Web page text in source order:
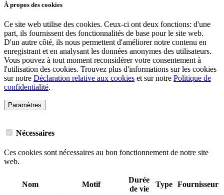
À propos des cookies
Ce site web utilise des cookies. Ceux-ci ont deux fonctions: d'une
part, ils fournissent des fonctionnalités de base pour le site web.
D'un autre côté, ils nous permettent d'améliorer notre contenu en
enregistrant et en analysant les données anonymes des utilisateurs.
Vous pouvez à tout moment reconsidérer votre consentement à
l'utilisation des cookies. Trouvez plus d'informations sur les cookies
sur notre Déclaration relative aux cookies et sur notre Politique de
confidentialité.
Paramètres
Nécessaires
Ces cookies sont nécessaires au bon fonctionnement de notre site
web.
Nom Motif
Durée
de vie
Type Fournisseur